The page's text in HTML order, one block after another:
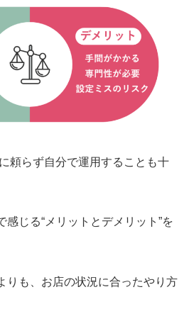
頼らず自分で運用することも十
感じる“メリットとデメリット”を
りも、お店の状況に合ったやり方